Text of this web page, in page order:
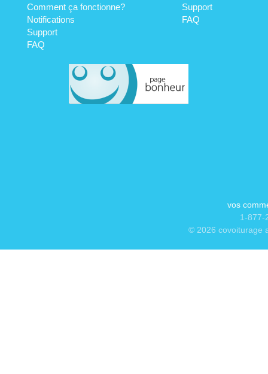
Comment ça fonctionne?
Notifications
Support
FAQ
Support
FAQ
vos
1-877-
© 2026 covoiturage